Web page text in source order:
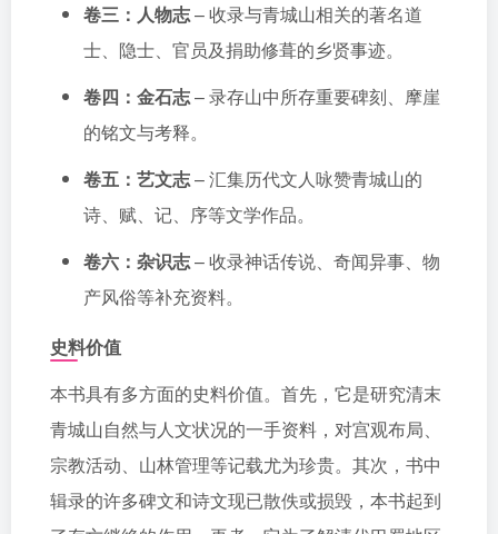
卷三：人物志– 收录与青城山相关的著名道
士、隐士、官员及捐助修葺的乡贤事迹。
卷四：金石志– 录存山中所存重要碑刻、摩崖
的铭文与考释。
卷五：艺文志– 汇集历代文人咏赞青城山的
诗、赋、记、序等文学作品。
卷六：杂识志– 收录神话传说、奇闻异事、物
产风俗等补充资料。
史料价值
本书具有多方面的史料价值。首先，它是研究清末
青城山自然与人文状况的一手资料，对宫观布局、
宗教活动、山林管理等记载尤为珍贵。其次，书中
辑录的许多碑文和诗文现已散佚或损毁，本书起到